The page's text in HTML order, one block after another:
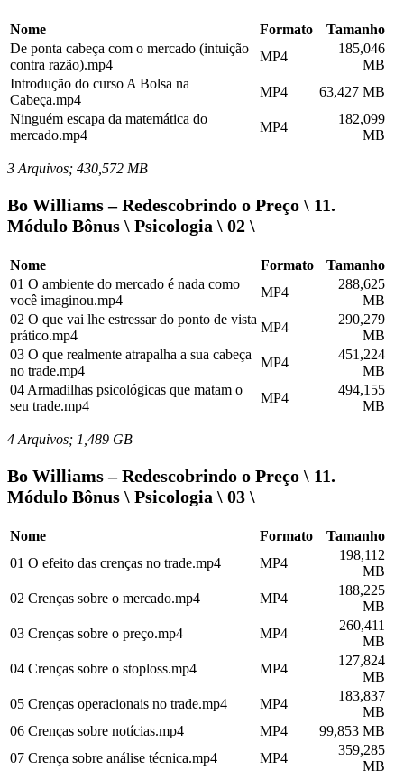
Nome Formato
Tamanho
De ponta cabeça com o mercado (intuição
contra razão).mp4
MP4
185,046
MB
Introdução do curso A Bolsa na
Cabeça.mp4
MP4
63,427 MB
Ninguém escapa da matemática do
mercado.mp4
MP4
182,099
MB
3 Arquivos; 430,572 MB
Bo Williams – Redescobrindo o Preço \ 11.
Módulo Bônus \ Psicologia \ 02 \
Nome Formato
Tamanho
01 O ambiente do mercado é nada como
você imaginou.mp4
MP4
288,625
MB
02 O que vai lhe estressar do ponto de vista
prático.mp4
MP4
290,279
MB
03 O que realmente atrapalha a sua cabeça
no trade.mp4
MP4
451,224
MB
04 Armadilhas psicológicas que matam o
seu trade.mp4
MP4
494,155
MB
4 Arquivos; 1,489 GB
Bo Williams – Redescobrindo o Preço \ 11.
Módulo Bônus \ Psicologia \ 03 \
Nome Formato
Tamanho
01 O efeito das crenças no trade.mp4
MP4
198,112
MB
02 Crenças sobre o mercado.mp4
MP4
188,225
MB
03 Crenças sobre o preço.mp4
MP4
260,411
MB
04 Crenças sobre o stoploss.mp4
MP4
127,824
MB
05 Crenças operacionais no trade.mp4
MP4
183,837
MB
06 Crenças sobre notícias.mp4
MP4
99,853 MB
07 Crença sobre análise técnica.mp4
MP4
359,285
MB